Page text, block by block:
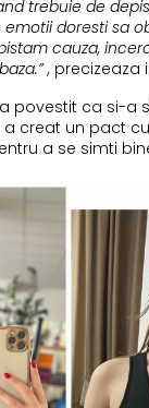
trebuie de
doresti sa
cauza,
, precizeaza
povestit ca si-a
creat un pact
a se simti